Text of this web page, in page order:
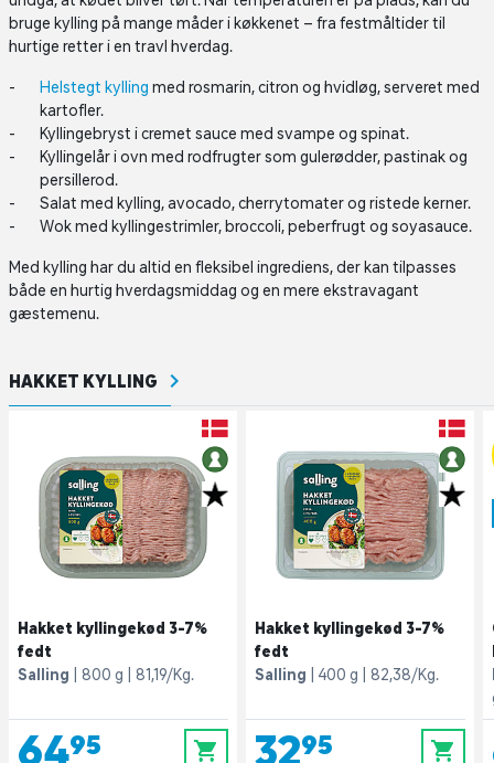
bruge kylling på mange måder i køkkenet – fra festmåltider til
hurtige retter i en travl hverdag.
Helstegt kylling med rosmarin, citron og hvidløg, serveret med
kartofler.
Kyllingebryst i cremet sauce med svampe og spinat.
Kyllingelår i ovn med rodfrugter som gulerødder, pastinak og
persillerod.
Salat med kylling, avocado, cherrytomater og ristede kerner.
Wok med kyllingestrimler, broccoli, peberfrugt og soyasauce.
Med kylling har du altid en fleksibel ingrediens, der kan tilpasses
både en hurtig hverdagsmiddag og en mere ekstravagant
gæstemenu.
HAKKET KYLLING
Hakket kyllingekød 3-7%
fedt
Salling
800 g 81,19/Kg.
64,95 0
Hakket kyllingekød 3-7%
fedt
Salling
400 g 82,38/Kg.
32,95 0